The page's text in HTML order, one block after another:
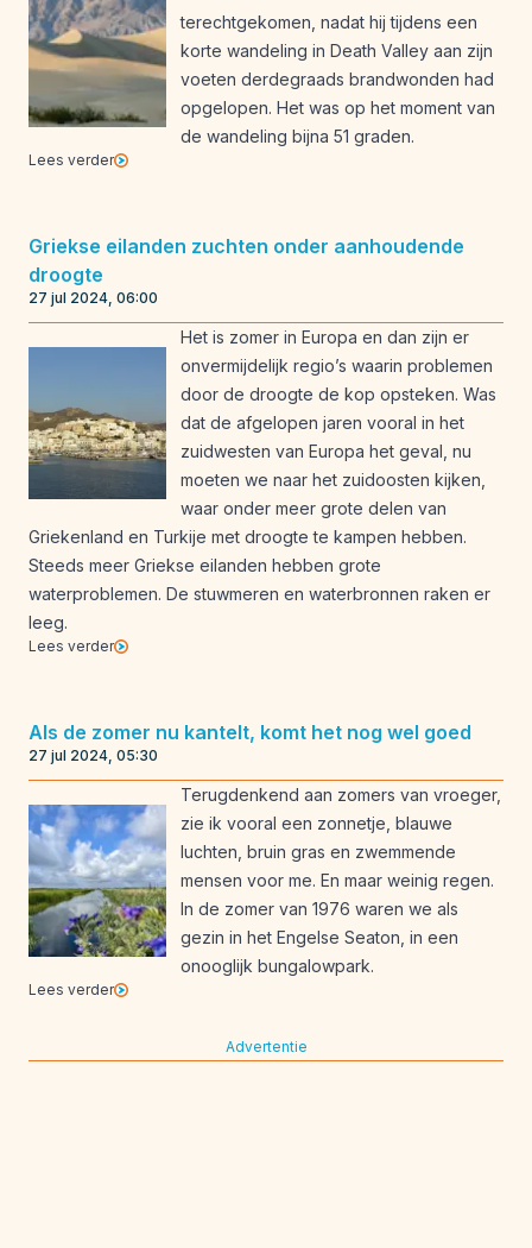
terechtgekomen, nadat hij tijdens een
korte wandeling in Death Valley aan zijn
voeten derdegraads brandwonden had
opgelopen. Het was op het moment van
de wandeling bijna 51 graden.
Lees verder
Griekse eilanden zuchten onder aanhoudende
droogte
27 jul 2024, 06:00
Het is zomer in Europa en dan zijn er
onvermijdelijk regio’s waarin problemen
door de droogte de kop opsteken. Was
dat de afgelopen jaren vooral in het
zuidwesten van Europa het geval, nu
moeten we naar het zuidoosten kijken,
waar onder meer grote delen van
Griekenland en Turkije met droogte te kampen hebben.
Steeds meer Griekse eilanden hebben grote
waterproblemen. De stuwmeren en waterbronnen raken er
leeg.
Lees verder
Als de zomer nu kantelt, komt het nog wel goed
27 jul 2024, 05:30
Terugdenkend aan zomers van vroeger,
zie ik vooral een zonnetje, blauwe
luchten, bruin gras en zwemmende
mensen voor me. En maar weinig regen.
In de zomer van 1976 waren we als
gezin in het Engelse Seaton, in een
onooglijk bungalowpark.
Lees verder
Advertentie